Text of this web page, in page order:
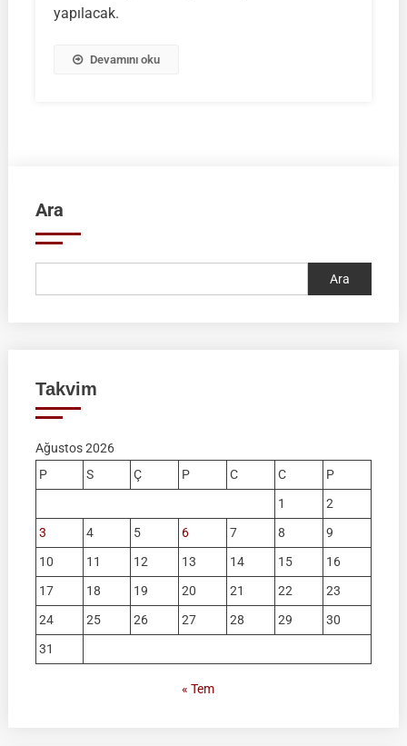
yapılacak.
Devamını oku
Ara
Ara
Takvim
Ağustos 2026
P
S Ç P C C
P
1
2
3
4 5 6 7 8
9
10
11 12 13 14 15
16
17
18 19 20 21 22
23
24
25 26 27 28 29
30
31
« Tem